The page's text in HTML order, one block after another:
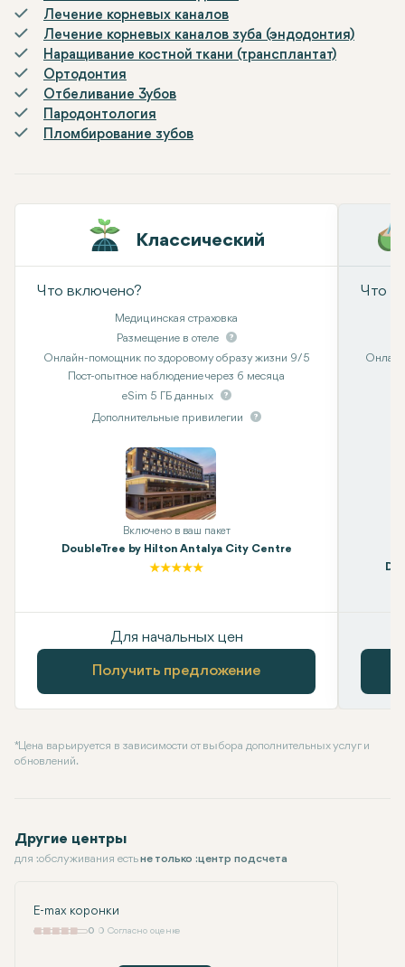
Лечение корневых каналов
Лечение корневых каналов зуба (эндодонтия)
Наращивание костной ткани (трансплантат)
Ортодонтия
Отбеливание Зубов
Пародонтология
Пломбирование зубов
Классический
Что включено?
Медицинская страховка
Размещение в отеле
Онлайн-помощник по здоровому образу жизни 9/5
Пост-опытное наблюдение через 6 месяца
eSim 5 ГБ данных
Дополнительные привилегии
Включено в ваш пакет
DoubleTree by Hilton Antalya City Centre
Для начальных цен
Получить предложение
Что
* Цена варьируется в зависимости от выбора дополнительных услуг и
обновлений.
Другие центры
для :обслуживания естьне только :центр подсчета
E-max коронки
0 0 Согласно оценке